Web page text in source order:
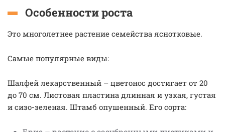
Особенности роста
Это многолетнее растение семейства яснотковые.
Самые популярные виды:
Шалфей лекарственный – цветонос достигает от 20
до 70 см. Листовая пластина длинная и узкая, густая
и сизо-зеленая. Штамб опушенный. Его сорта: